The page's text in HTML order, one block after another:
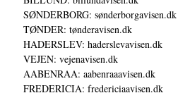
SØNDERBORG: sønderborgavisen.dk
TØNDER: tønderavisen.dk
HADERSLEV: haderslevavisen.dk
VEJEN: vejenavisen.dk
AABENRAA: aabenraaavisen.dk
FREDERICIA: fredericiaavisen.dk